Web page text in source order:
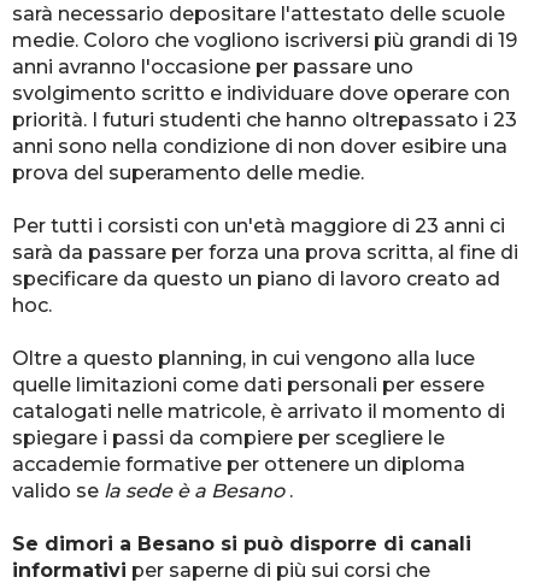
sarà necessario depositare l'attestato delle scuole
medie. Coloro che vogliono iscriversi più grandi di 19
anni avranno l'occasione per passare uno
svolgimento scritto e individuare dove operare con
priorità. I futuri studenti che hanno oltrepassato i 23
anni sono nella condizione di non dover esibire una
prova del superamento delle medie.
Per tutti i corsisti con un'età maggiore di 23 anni ci
sarà da passare per forza una prova scritta, al fine di
specificare da questo un piano di lavoro creato ad
hoc.
Oltre a questo planning, in cui vengono alla luce
quelle limitazioni come dati personali per essere
catalogati nelle matricole, è arrivato il momento di
spiegare i passi da compiere per scegliere le
accademie formative per ottenere un diploma
valido se la sede è a Besano .
Se dimori a Besano si può disporre di canali
informativi per saperne di più sui corsi che